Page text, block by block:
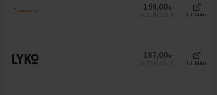
159,00 kr
Till butik
187,00 kr
Till butik